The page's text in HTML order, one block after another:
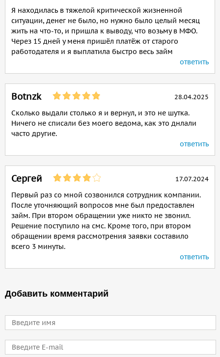
Я находилась в тяжелой критической жизненной
ситуации, денег не было, но нужно было целый месяц
жить на что-то, и пришла к выводу, что возьму в МФО.
Через 15 дней у меня пришёл платёж от старого
работодателя и я выплатила быстро весь займ
ответить
Botnzk 28.04.2025
Сколько выдали столько я и вернул, и это не шутка.
Ничего не списали без моего ведома, как это днлали
часто другие.
ответить
Сергей 17.07.2024
Первый раз со мной созвонился сотрудник компании.
После уточняющий вопросов мне был предоставлен
займ. При втором обращении уже никто не звонил.
Решение поступило на смс. Кроме того, при втором
обращении время рассмотрения заявки составило
всего 3 минуты.
ответить
Добавить комментарий
Имя
E-mail